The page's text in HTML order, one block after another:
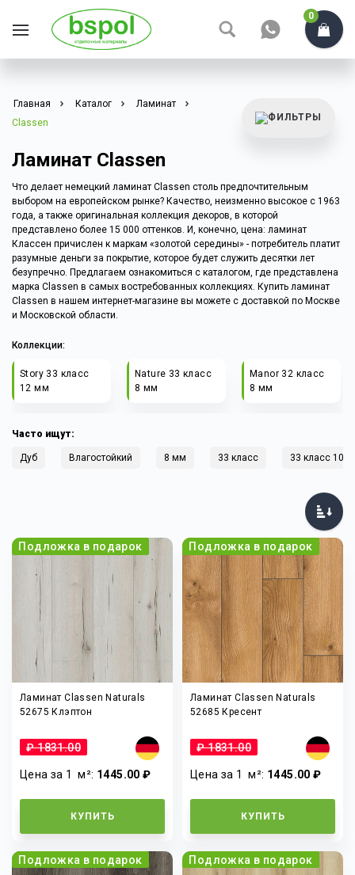
0
Главная Каталог
Ламинат
Classen
Ламинат Classen
Что делает немецкий ламинат Classen столь предпочтительным
выбором на европейском рынке? Качество, неизменно высокое с 1963
года, а также оригинальная коллекция декоров, в которой
представлено более 15 000 оттенков. И, конечно, цена: ламинат
Классен причислен к маркам «золотой середины» - потребитель платит
разумные деньги за покрытие, которое будет служить десятки лет
безупречно. Предлагаем ознакомиться с каталогом, где представлена
марка Classen в самых востребованных коллекциях. Купить ламинат
Classen в нашем интернет-магазине вы можете с доставкой по Москве
и Московской области.
Коллекции:
Story 33 класс
12 мм
Nature 33 класс
8 мм
Manor 32 класс
8 мм
Часто ищут:
Дуб Влагостойкий 8 мм 33 класс 33 класс 10
Подложка в подарок
Ламинат Classen Naturals
52675 Клэптон
₽ 1831.00
Цена за 1м²: 1445.00 ₽
КУПИТЬ
Подложка в подарок
Ламинат Classen Naturals
52685 Кресент
₽ 1831.00
Цена за 1м²: 1445.00 ₽
КУПИТЬ
Подложка в подарок Подложка в подарок